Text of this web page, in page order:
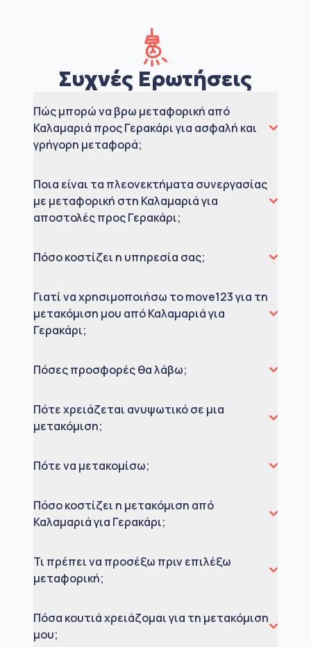
Συχνές Ερωτήσεις
Πώς μπορώ να βρω μεταφορική από
Καλαμαριά προς Γερακάρι για ασφαλή και
γρήγορη μεταφορά;
Ποια είναι τα πλεονεκτήματα συνεργασίας
με μεταφορική στη Καλαμαριά για
αποστολές προς Γερακάρι;
Πόσο κοστίζει η υπηρεσία σας;
Γιατί να χρησιμοποιήσω το move123 για τη
μετακόμιση μου από Καλαμαριά για
Γερακάρι;
Πόσες προσφορές θα λάβω;
Πότε χρειάζεται ανυψωτικό σε μια
μετακόμιση;
Πότε να μετακομίσω;
Πόσο κοστίζει η μετακόμιση από
Καλαμαριά για Γερακάρι;
Τι πρέπει να προσέξω πριν επιλέξω
μεταφορική;
Πόσα κουτιά χρειάζομαι για τη μετακόμιση
μου;